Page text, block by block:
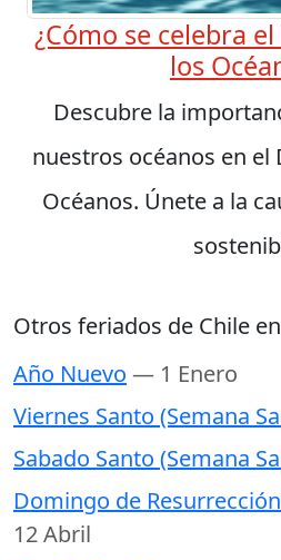
¿Cómo se celebra
los
Descubre la
nuestros océanos en el
Océanos. Únete a la
Otros feriados de Chile
Año Nuevo — 1 Enero
Viernes Santo (Semana
Sabado Santo (Semana
Domingo de
12 Abril